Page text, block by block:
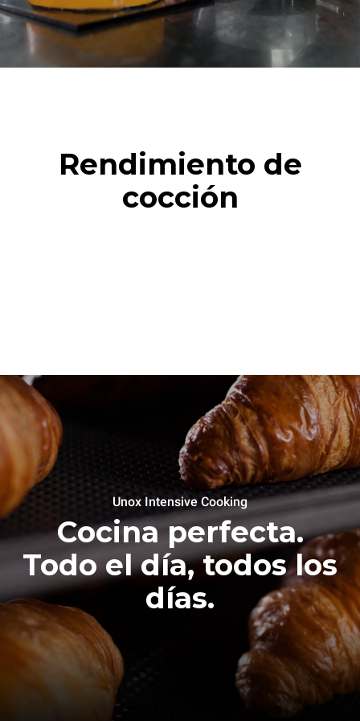
Rendimiento de
cocción
Unox Intensive Cooking
Cocina perfecta.
Todo el día, todos los
días.